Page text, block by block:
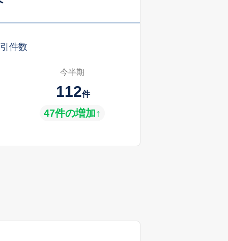
件数
今半期
112件
47件の増加↑